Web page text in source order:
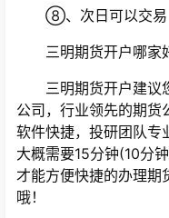
⑧、次日可以交易
三明期货开户哪家
三明期货开户建议
公司，行业领先的期货
软件快捷，投研团队专
大概需要15分钟(10分
才能方便快捷的办理期
哦！